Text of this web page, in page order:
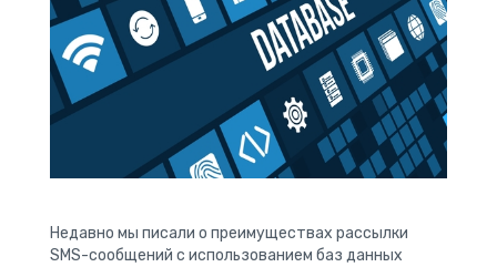
Недавно мы писали о преимуществах рассылки
SMS-сообщений с использованием баз данных